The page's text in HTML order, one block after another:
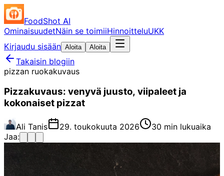
FoodShot AI
OminaisuudetNäin se toimiiHinnoitteluUKK
Kirjaudu sisään Aloita Aloita
Takaisin blogiin
pizzan ruokakuvaus
Pizzakuvaus: venyvä juusto, viipaleet ja
kokonaiset pizzat
Ali Tanis 29. toukokuuta 2026
30 min lukuaika
Jaa: